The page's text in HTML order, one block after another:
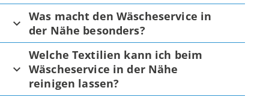
Was macht den Wäscheservice in
der Nähe besonders?
Welche Textilien kann ich beim
Wäscheservice in der Nähe
reinigen lassen?